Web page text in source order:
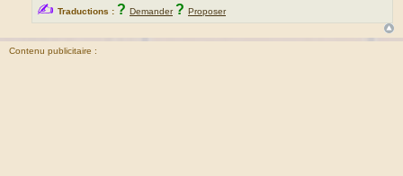
✍ Traductions : ? Demander ? Proposer
Contenu publicitaire :